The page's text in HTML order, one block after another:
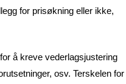
for prisøkning eller ikke,
å kreve vederlagsjustering
osv. Terskelen for